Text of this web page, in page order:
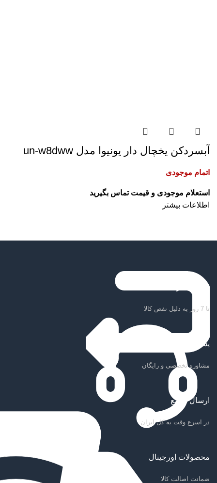
آبسردکن یخچال دار یونیوا مدل un-w8dww
اتمام موجودی
اطلاعات بیشتر
ضمانت بازگشت کالا
تا 7 روز به دلیل نقص کالا
پشتیبانی سریع
مشاوره تخصصی و رایگان
ارسال سریع
در اسرع وقت به کل ایران
محصولات اورجینال
ضمانت اصالت کالا